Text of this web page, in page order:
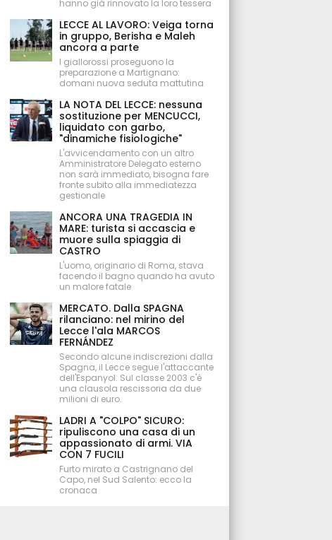
hanno già rinnovato la loro tessera
LECCE AL LAVORO: Veiga torna
in gruppo, Berisha e Maleh
ancora a parte
I giallorossi proseguono la
preparazione a Martignano:
domani nuova seduta mattutina
LA NOTA DEL LECCE: nessuna
sostituzione per MENCUCCI,
liquidato con garbo,
"dinamiche fisiologiche"
L'avvicendamento con un altro
Amministratore Delegato esterno
non sarà immediato, bisogna fare
fronte subito alla immediatezza
gestionale
ANCORA UNA TRAGEDIA IN
MARE: turista si accascia e
muore sulla spiaggia di
CASTRO
L'uomo, originario di Roma, stava
facendo il bagno quando ha avuto
un malore fatale
MERCATO. Dalla SPAGNA
rilanciano: nel mirino del
Lecce l'ala MARCOS
FERNÁNDEZ
Secondo alcune indiscrezioni dalla
Spagna, il Lecce segue l'attaccante
dell'Espanyol. Sul classe 2003 c'è
una clausola rescissoria da due
milioni di euro.
LADRI A "COLPO" SICURO:
ripuliscono una casa di un
appassionato di armi. VIA
CON 7 FUCILI
Furto mirato a Castrignano del
Capo, nel Sud Salento: ecco la
cronaca